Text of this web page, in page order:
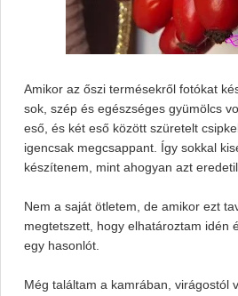
Amikor az őszi termésekről fotókat
sok, szép és egészséges gyümölcs
eső, és két eső között szüretelt
igencsak megcsappant. Így sokkal
készítenem, mint ahogyan azt
Nem a saját ötletem, de amikor ezt
megtetszett, hogy elhatároztam idén
egy hasonlót.
Még találtam a kamrában, virágostól